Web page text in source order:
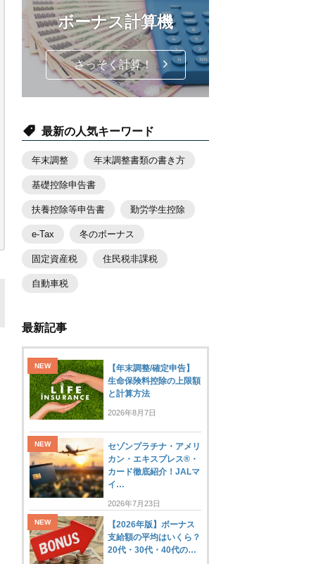
ボーナス計算機
さっそく計算！
最新の人気キーワード
年末調整 年末調整書類の書き方
基礎控除申告書
扶養控除等申告書 勤労学生控除
e-Tax 冬のボーナス
固定資産税 住民税非課税
自動車税
最新記事
【年末調整/確定申告】
生命保険料控除の上限額
と計算方法
2026年8月7日
セゾンプラチナ・アメリ
カン・エキスプレス®・
カード徹底紹介！JALマ
イ…
2026年7月23日
【2026年版】ボーナス
支給額の平均はいくら？
20代・30代・40代の…